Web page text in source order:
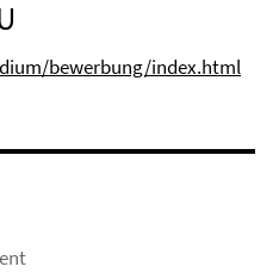
bewerbung/index.html